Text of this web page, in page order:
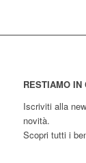
RESTIAMO IN
Iscriviti alla
novità.
Scopri tutti i